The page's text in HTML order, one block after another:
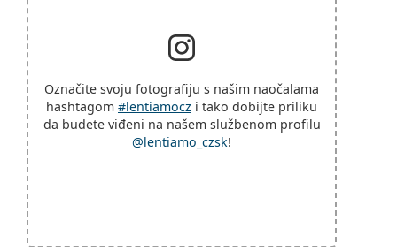
Označite svoju fotografiju s našim naočalama
hashtagom #lentiamocz i tako dobijte priliku
da budete viđeni na našem službenom profilu
@lentiamo_czsk!